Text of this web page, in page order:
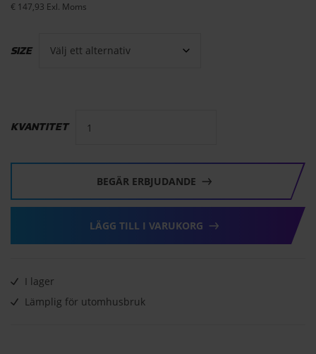
€ 147,93 Exl. Moms
SIZE
KVANTITET
BEGÄR ERBJUDANDE
LÄGG TILL I VARUKORG
I lager
Lämplig för utomhusbruk